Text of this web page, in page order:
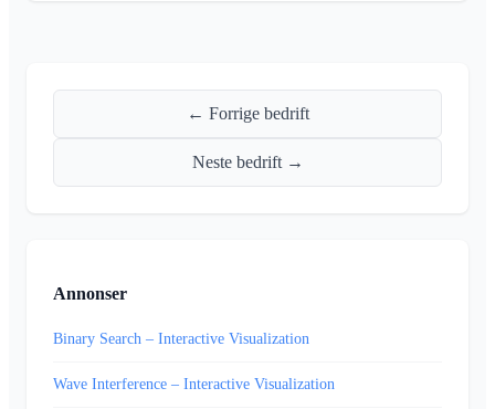
← Forrige bedrift
Neste bedrift →
Annonser
Binary Search – Interactive Visualization
Wave Interference – Interactive Visualization